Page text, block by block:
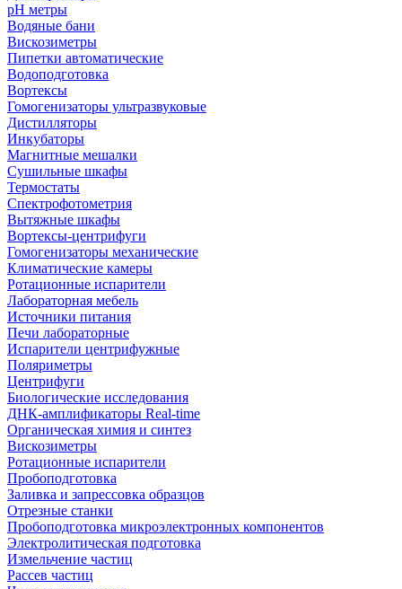
рН метры
Водяные бани
Вискозиметры
Пипетки автоматические
Водоподготовка
Вортексы
Гомогенизаторы ультразвуковые
Дистилляторы
Инкубаторы
Магнитные мешалки
Сушильные шкафы
Термостаты
Спектрофотометрия
Вытяжные шкафы
Вортексы-центрифуги
Гомогенизаторы механические
Климатические камеры
Ротационные испарители
Лабораторная мебель
Источники питания
Печи лабораторные
Испарители центрифужные
Поляриметры
Центрифуги
Биологические исследования
ДНК-амплификаторы Real-time
Органическая химия и синтез
Вискозиметры
Ротационные испарители
Пробоподготовка
Заливка и запрессовка образцов
Отрезные станки
Пробоподготовка микроэлектронных компонентов
Электролитическая подготовка
Измельчение частиц
Рассев частиц